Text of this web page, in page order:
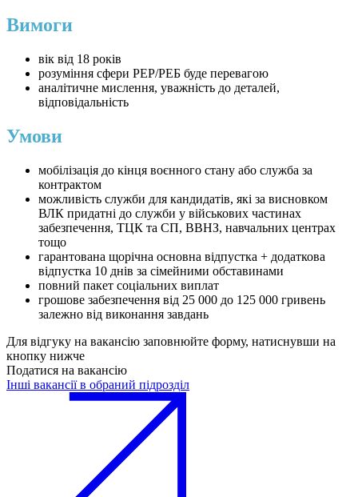
Вимоги
вік від 18 років
розуміння сфери РЕР/РЕБ буде перевагою
аналітичне мислення, уважність до деталей,
відповідальність
Умови
мобілізація до кінця воєнного стану або служба за
контрактом
можливість служби для кандидатів, які за висновком
ВЛК придатні до служби у військових частинах
забезпечення, ТЦК та СП, ВВНЗ, навчальних центрах
тощо
гарантована щорічна основна відпустка + додаткова
відпустка 10 днів за сімейними обставинами
повний пакет соціальних виплат
грошове забезпечення від 25 000 до 125 000 гривень
залежно від виконання завдань
Для відгуку на вакансію заповнюйте форму, натиснувши на
кнопку нижче
Податися на вакансію
Інші вакансії в обраний підрозділ